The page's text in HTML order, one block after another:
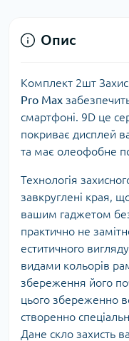
Опис
Комплект 2шт
Pro Max
смартфоні. 9D це
покриває дисплей
та має олеофобне
Технологія
завкруглені края,
вашим гаджетом
практично не
еститичного
видами кольорів
збереження його
цього збереженно
створенно
Дане скло захисть